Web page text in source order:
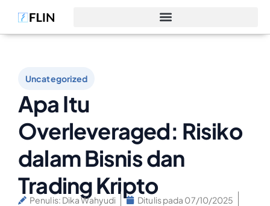
Uncategorized
Apa Itu
Overleveraged: Risiko
dalam Bisnis dan
Trading Kripto
Penulis: Dika Wahyudi Ditulis pada 07/10/2025